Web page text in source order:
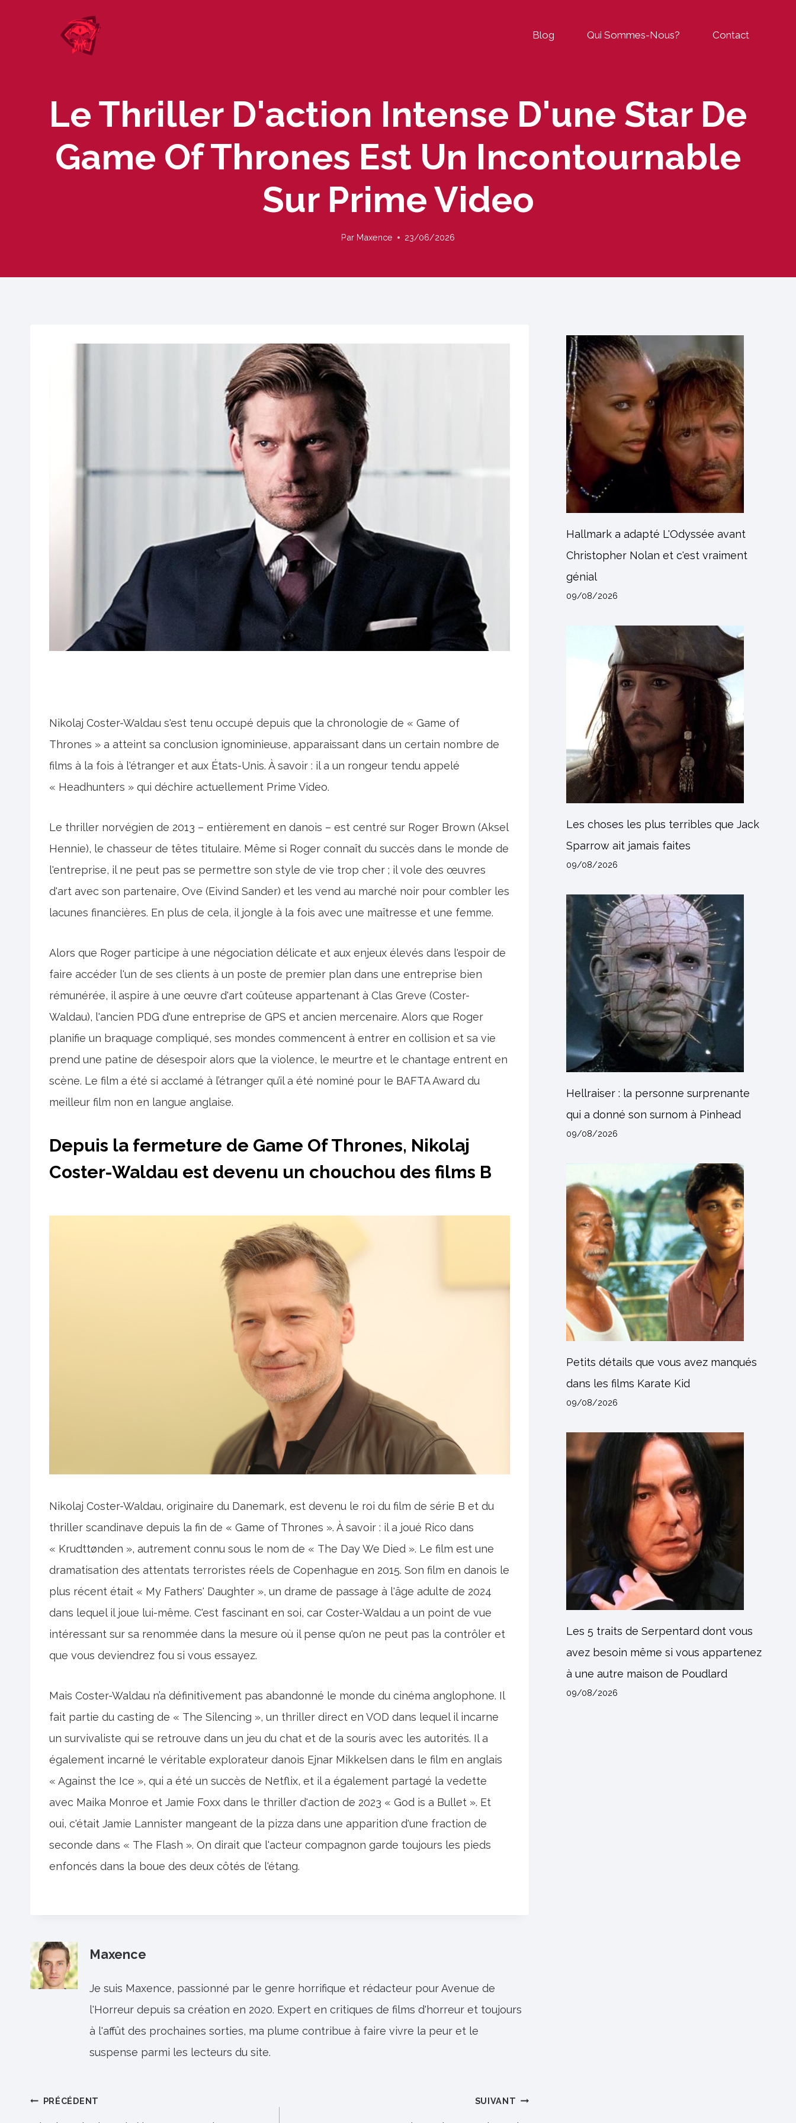
Blog Qui Sommes-Nous? Contact
Le Thriller D'action Intense D'une Star De
Game Of Thrones Est Un Incontournable
Sur Prime Video
Par Maxence 23/06/2026
Nikolaj Coster-Waldau s'est tenu occupé depuis que la chronologie de « Game of
Thrones » a atteint sa conclusion ignominieuse, apparaissant dans un certain nombre de
films à la fois à l'étranger et aux États-Unis. À savoir : il a un rongeur tendu appelé
« Headhunters » qui déchire actuellement Prime Video.
Le thriller norvégien de 2013 – entièrement en danois – est centré sur Roger Brown (Aksel
Hennie), le chasseur de têtes titulaire. Même si Roger connaît du succès dans le monde de
l'entreprise, il ne peut pas se permettre son style de vie trop cher ; il vole des œuvres
d'art avec son partenaire, Ove (Eivind Sander) et les vend au marché noir pour combler les
lacunes financières. En plus de cela, il jongle à la fois avec une maîtresse et une femme.
Alors que Roger participe à une négociation délicate et aux enjeux élevés dans l'espoir de
faire accéder l'un de ses clients à un poste de premier plan dans une entreprise bien
rémunérée, il aspire à une œuvre d'art coûteuse appartenant à Clas Greve (Coster-
Waldau), l'ancien PDG d'une entreprise de GPS et ancien mercenaire. Alors que Roger
planifie un braquage compliqué, ses mondes commencent à entrer en collision et sa vie
prend une patine de désespoir alors que la violence, le meurtre et le chantage entrent en
scène. Le film a été si acclamé à l’étranger qu’il a été nominé pour le BAFTA Award du
meilleur film non en langue anglaise.
Depuis la fermeture de Game Of Thrones, Nikolaj
Coster-Waldau est devenu un chouchou des films B
Nikolaj Coster-Waldau, originaire du Danemark, est devenu le roi du film de série B et du
thriller scandinave depuis la fin de « Game of Thrones ». À savoir : il a joué Rico dans
« Krudttønden », autrement connu sous le nom de « The Day We Died ». Le film est une
dramatisation des attentats terroristes réels de Copenhague en 2015. Son film en danois le
plus récent était « My Fathers' Daughter », un drame de passage à l'âge adulte de 2024
dans lequel il joue lui-même. C'est fascinant en soi, car Coster-Waldau a un point de vue
intéressant sur sa renommée dans la mesure où il pense qu'on ne peut pas la contrôler et
que vous deviendrez fou si vous essayez.
Mais Coster-Waldau n’a définitivement pas abandonné le monde du cinéma anglophone. Il
fait partie du casting de « The Silencing », un thriller direct en VOD dans lequel il incarne
un survivaliste qui se retrouve dans un jeu du chat et de la souris avec les autorités. Il a
également incarné le véritable explorateur danois Ejnar Mikkelsen dans le film en anglais
« Against the Ice », qui a été un succès de Netflix, et il a également partagé la vedette
avec Maika Monroe et Jamie Foxx dans le thriller d'action de 2023 « God is a Bullet ». Et
oui, c'était Jamie Lannister mangeant de la pizza dans une apparition d'une fraction de
seconde dans « The Flash ». On dirait que l'acteur compagnon garde toujours les pieds
enfoncés dans la boue des deux côtés de l'étang.
Maxence
Je suis Maxence, passionné par le genre horrifique et rédacteur pour Avenue de
l'Horreur depuis sa création en 2020. Expert en critiques de films d'horreur et toujours
à l'affût des prochaines sorties, ma plume contribue à faire vivre la peur et le
suspense parmi les lecteurs du site.
Navigation
PRÉCÉDENT SUIVANT
Hallmark a adapté L'Odyssée avant
Christopher Nolan et c'est vraiment
génial
09/08/2026
Les choses les plus terribles que Jack
Sparrow ait jamais faites
09/08/2026
Hellraiser : la personne surprenante
qui a donné son surnom à Pinhead
09/08/2026
Petits détails que vous avez manqués
dans les films Karate Kid
09/08/2026
Les 5 traits de Serpentard dont vous
avez besoin même si vous appartenez
à une autre maison de Poudlard
09/08/2026